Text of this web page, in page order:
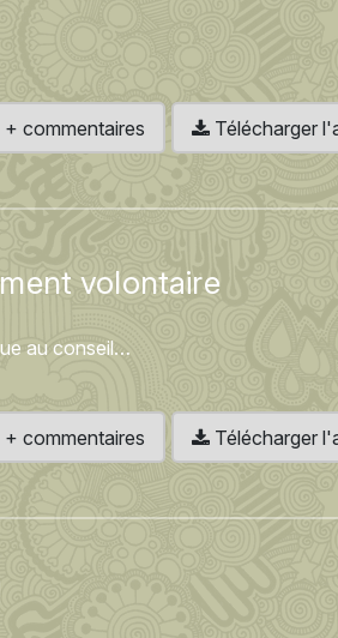
+ commentaires Télécharger
volontaire
au conseil…
+ commentaires Télécharger